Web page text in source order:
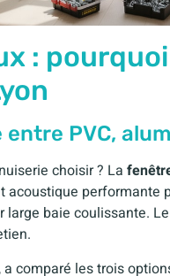
:
PVC,
choisir ? La
performante
baie coulissante.
comparé les trois